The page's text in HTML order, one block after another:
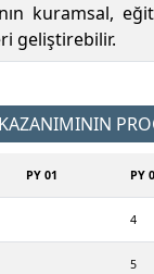
kuramsal,
geliştirebilir.
PY 01 PY
4
5